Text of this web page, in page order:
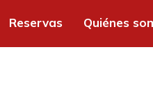
Reservas Quiénes